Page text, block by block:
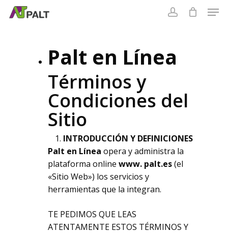
Skip
Palt en Línea
Términos y
Condiciones del
Sitio
INTRODUCCIÓN Y DEFINICIONES
Palt en Líneaopera y administra la
plataforma onlinewww. palt.es(el
«Sitio Web») los servicios y
herramientas que la integran.
TE PEDIMOS QUE LEAS
ATENTAMENTE ESTOS TÉRMINOS Y